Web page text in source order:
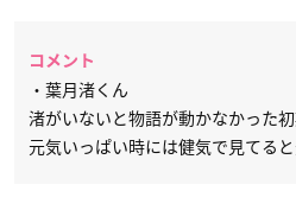
コメント
・葉月渚くん
渚がいないと物語が動かなかった
元気いっぱい時には健気で見てる